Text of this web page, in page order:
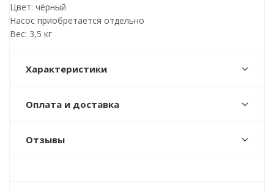
Цвет: чёрный
Насос приобретается отдельно
Вес: 3,5 кг
Характеристики
Оплата и доставка
Отзывы